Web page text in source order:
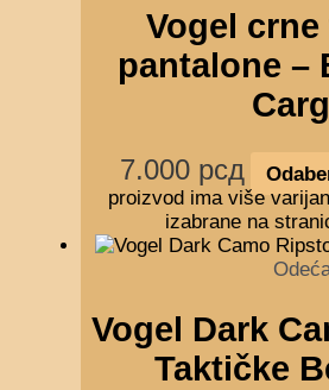
Vogel
pantalone –
7.000 рсд
proizvod ima više
izabrane na
Vogel Dark
Taktičke